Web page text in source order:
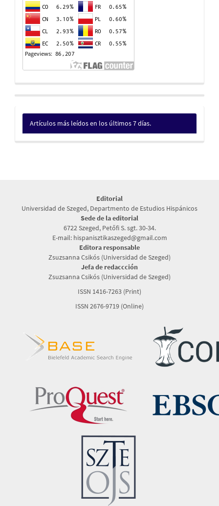
Artículos más leídos en los últimos 7 días.
Editorial
Universidad de Szeged, Departmento de Estudios Hispánicos
Sede de la editorial
6722 Szeged, Petőfi S. sgt. 30-34.
E-mail: hispanisztikaszeged@gmail.com
Editora responsable
Zsuzsanna Csikós (Universidad de Szeged)
Jefa de redaccción
Zsuzsanna Csikós (Universidad de Szeged)
ISSN 1416-7263 (Print)
ISSN 2676-9719 (Online)